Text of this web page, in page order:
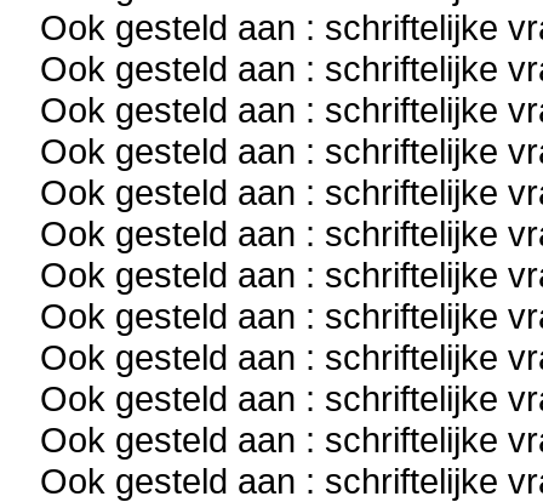
Ook gesteld aan : schriftelijke
Ook gesteld aan : schriftelijke
Ook gesteld aan : schriftelijke
Ook gesteld aan : schriftelijke
Ook gesteld aan : schriftelijke
Ook gesteld aan : schriftelijke
Ook gesteld aan : schriftelijke
Ook gesteld aan : schriftelijke
Ook gesteld aan : schriftelijke
Ook gesteld aan : schriftelijke
Ook gesteld aan : schriftelijke
Ook gesteld aan : schriftelijke